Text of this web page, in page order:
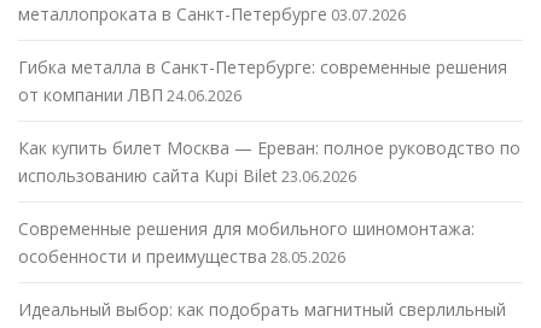
металлопроката в Санкт-Петербурге 03.07.2026
Гибка металла в Санкт-Петербурге: современные решения
от компании ЛВП 24.06.2026
Как купить билет Москва — Ереван: полное руководство по
использованию сайта Kupi Bilet23.06.2026
Современные решения для мобильного шиномонтажа:
особенности и преимущества 28.05.2026
Идеальный выбор: как подобрать магнитный сверлильный